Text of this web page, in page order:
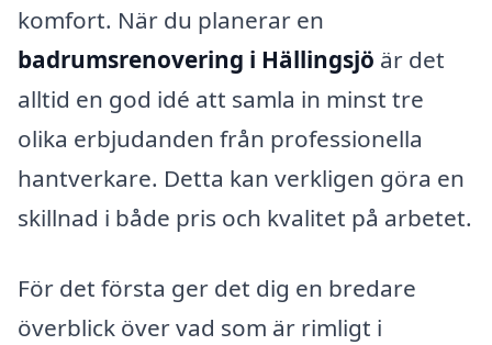
komfort. När du planerar en
badrumsrenovering i Hällingsjö är det
alltid en god idé att samla in minst tre
olika erbjudanden från professionella
hantverkare. Detta kan verkligen göra en
skillnad i både pris och kvalitet på arbetet.
För det första ger det dig en bredare
överblick över vad som är rimligt i